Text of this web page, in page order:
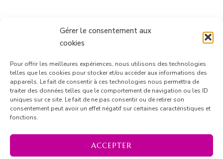
Gérer le consentement aux
cookies
Pour offrir les meilleures expériences, nous utilisons des technologies
telles que les cookies pour stocker et/ou accéder aux informations des
appareils. Le fait de consentir à ces technologies nous permettra de
traiter des données telles que le comportement de navigation ou les ID
uniques sur ce site. Le fait de ne pas consentir ou de retirer son
consentement peut avoir un effet négatif sur certaines caractéristiques et
fonctions.
ACCEPTER